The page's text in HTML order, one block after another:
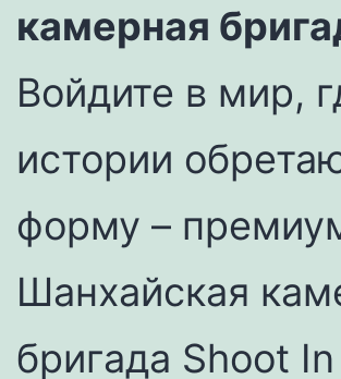
камерная
Войдите в мир,
истории
форму –
Шанхайская
бригада Shoot